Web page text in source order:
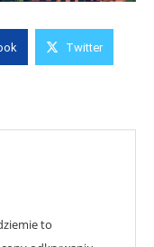
Twitter
to